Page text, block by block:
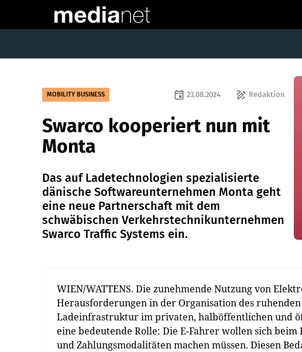
MOBILITY BUSINESS draw Redaktion
event 23.08.2024
Swarco kooperiert nun mit
Monta
Das auf Ladetechnologien spezialisierte
dänische Softwareunternehmen Monta geht
eine neue Partnerschaft mit dem
schwäbischen Verkehrstechnikunternehmen
Swarco Traffic Systems ein.
WIEN/WATTENS. Die zunehmende Nutzung von
Herausforderungen in der Organisation des
Ladeinfrastruktur im privaten, halböffentlichen und
eine bedeutende Rolle: Die E-Fahrer wollen sich
und Zahlungsmodalitäten machen müssen. Diesen